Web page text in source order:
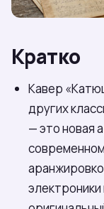
Кратко
Кавер
других
— это новая